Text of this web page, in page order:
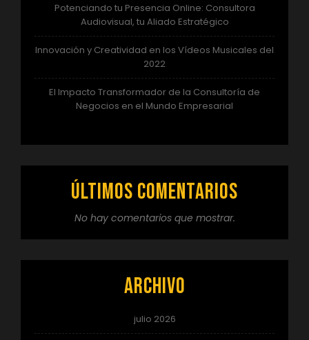
Potenciando tu Presencia Online: Consultora
Audiovisual, tu Aliado Estratégico
Innovación y Creatividad en los Vídeos Musicales del
2022
El Impacto Transformador de la Consultoría de
Negocios en el Mundo Empresarial
Últimos comentarios
No hay comentarios que mostrar.
Archivo
julio 2026